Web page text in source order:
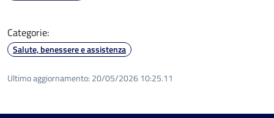
Categorie:
Salute, benessere e assistenza
Ultimo aggiornamento: 20/05/2026 10:25.11